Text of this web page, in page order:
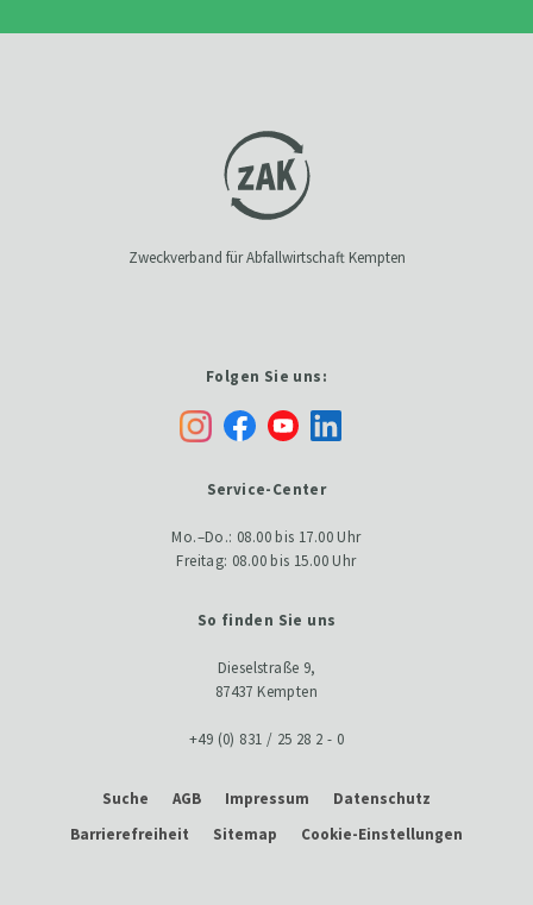
Zweckverband für Abfallwirtschaft Kempten
Folgen Sie uns:
Service-Center
Mo.–Do.: 08.00 bis 17.00 Uhr
Freitag: 08.00 bis 15.00 Uhr
So finden Sie uns
Dieselstraße 9,
87437 Kempten
+49 (0) 831 / 25 28 2 - 0
Suche AGB Impressum
Datenschutz
Barrierefreiheit
Sitemap Cookie-Einstellungen